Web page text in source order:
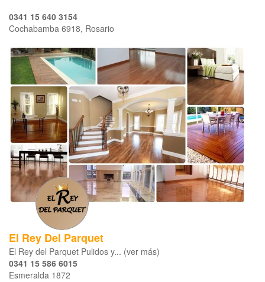
0341 15 640 3154
Cochabamba 6918, Rosario
El Rey Del Parquet
El Rey del Parquet Pulidos y... (ver más)
0341 15 586 6015
Esmeralda 1872